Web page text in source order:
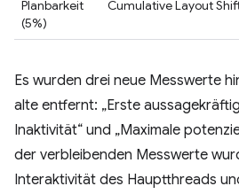
Planbarkeit
(5%)
Cumulative Layout
Es wurden drei neue Messwerte
alte entfernt: „Erste
Inaktivität“ und „Maximale
der verbleibenden Messwerte
Interaktivität des Hauptthreads